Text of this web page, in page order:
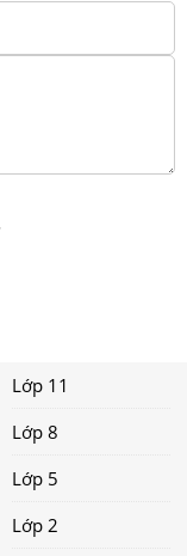
Lớp 11
Lớp 8
Lớp 5
Lớp 2